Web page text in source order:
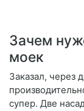
Зачем
моек
Заказал, через
супер. Две